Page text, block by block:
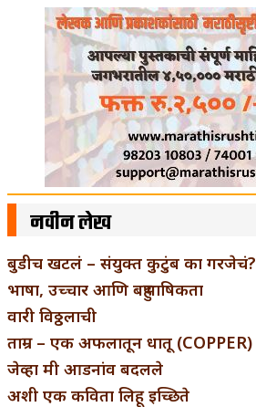
नवीन लेख
बुडीच खटलं – संयुक्त कुटुंब का गरजेचं?
भाषा, उच्चार आणि बहुभाषिकता
वारी विठ्ठलाची
ताम्र – एक अफलातून धातू (COPPER)
जेव्हा मी आडनांव बदलले
अशी एक कविता लिहू इच्छिते